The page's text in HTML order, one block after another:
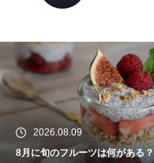
2026.08.09
8月に旬のフルーツは何がある？